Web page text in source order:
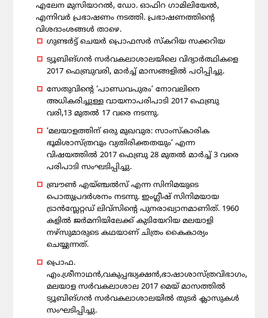
എലേന മുസിയാറല്‍, ഡോ. ഓഫിറ ഗാമിലിയേല്‍,
എന്നിവര്‍ പ്രഭാഷണം നടത്തി. പ്രഭാഷണത്തിന്റെ
വിശദാംശങ്ങള്‍ താഴെ.
ഗുണ്ടര്‍ട്ട് ചെയര്‍ പ്രൊഫസര്‍ സ്‌കറിയ സക്കറിയ
ട്യൂബിങ്ഗന്‍ സര്‍വകലാശാലയിലെ വിദ്യാര്‍ത്ഥികളെ
2017 ഫെബ്രുവരി, മാര്‍ച്ച് മാസങ്ങളില്‍ പഠിപ്പിച്ചു.
സേതുവിന്റെ ‘പാണ്ഡവപുരം’ നോവലിനെ
അധികരിച്ചുള്ള വായനാപരിപാടി 2017 ഫെബ്രു
വരി,13 മുതല്‍ 17 വരെ നടന്നു.
‘മലയാളത്തിന് ഒരു മുഖവുര: സാംസ്‌കാരിക
ഭൂമിശാസ്ത്രവും വ്യതിരിക്തതയും’ എന്ന
വിഷയത്തില്‍ 2017 ഫെബ്രു 28 മുതല്‍ മാര്‍ച്ച് 3 വരെ
പരിപാടി സംഘടിപ്പിച്ചു.
ബ്രൗണ്‍ എയ്ഞ്ചല്‍സ് എന്ന സിനിമയുടെ
പൊതുപ്രദര്‍ശനം നടന്നു. ഇംഗ്ലീഷ് സിനിമയായ
ട്രാന്‍സ്ലേറ്റഡ് ലിവ്‌സിന്റെ പുനരാഖ്യാനമാണിത്. 1960
കളില്‍ ജര്‍മനിയിലേക്ക് കുടിയേറിയ മലയാളി
നഴ്‌സുമാരുടെ കഥയാണ് ചിത്രം കൈകാര്യം
ചെയ്യുന്നത്.
പ്രൊഫ.
എം.ശ്രീനാഥന്‍,വകുപ്പദ്ധ്യക്ഷന്‍,ഭാഷാശാസ്ത്രവിഭാഗം,
മലയാള സര്‍വകലാശാല 2017 മെയ് മാസത്തില്‍
ട്യൂബിങ്ഗന്‍ സര്‍വകലാശാലയില്‍ തുടര്‍ ക്ലാസുകള്‍
സംഘടിപ്പിച്ചു.